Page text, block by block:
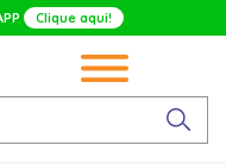
Clique aqui!